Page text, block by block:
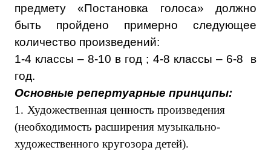
предмету «Постановка голоса» должно
быть пройдено примерно следующее
количество произведений:
1-4 классы – 8-10 в год ; 4-8 классы – 6-8 в
год.
Основные репертуарные принципы:
1. Художественная ценность произведения
(необходимость расширения музыкально-
художественного кругозора детей).